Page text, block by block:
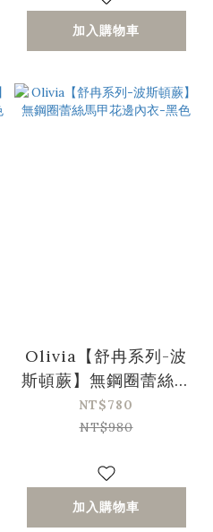
加入購物車
Olivia【舒冉系列-波
斯頓蕨】無鋼圈蕾絲馬
甲花邊內衣-黑色
NT$780
NT$980
加入購物車